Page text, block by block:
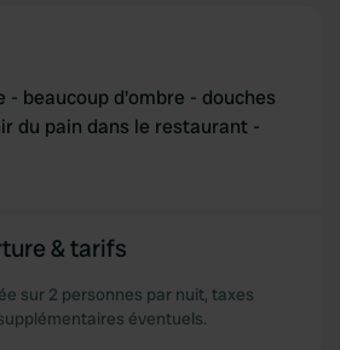
- beaucoup d'ombre - douches
du pain dans le restaurant -
& tarifs
sur 2 personnes par nuit, taxes
éventuels.